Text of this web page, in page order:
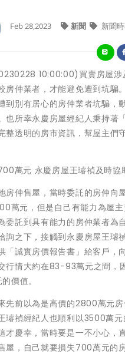
Feb 28,2023 新聞 新聞
10:00:00)買賣房屋涉
房仲業者，才能避免遭到坑騙
到別有居心的房仲業者坑騙，
也所幸永慶房屋經紀人秉持著
整透明的房市資訊，幫屋主們
萬元 永慶房屋王璿禎及時協
房仲售屋，當時委託的房仲向
萬元，但是自己有能力為屋
委託到具有能力的房仲業者為
詢之下，接觸到永慶房屋王璿
「誠實房價報告書」給客戶，
行情大約在83-93萬元之間，
價值。
先前以為是高價的2800萬元
璿禎經紀人也順利以3500萬
才慶幸，當時要是一不小心，
屋，自己就要損失700萬元的房